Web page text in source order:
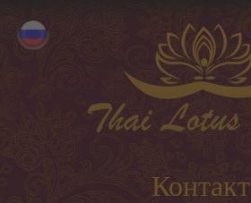
Eesti
О НАС
Контакт